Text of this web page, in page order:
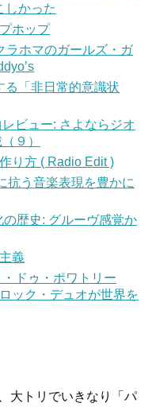
しかった
ホップ
ラホマのガールズ・ガ
る「非日常的意識状
ビュー: さよならジオ
９）
り方 ( Radio Edit )
抗う音楽表現を豊かに
歴史: グルーヴ感覚か
義
ドゥ・ポワトリー
ック・デュオが世界を
大トリでいきなり「パ